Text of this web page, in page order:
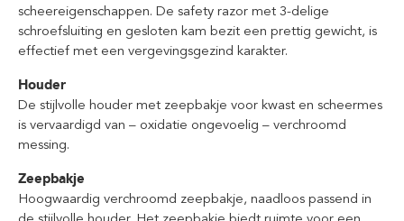
scheereigenschappen. De safety razor met 3-delige
schroefsluiting en gesloten kam bezit een prettig gewicht, is
effectief met een vergevingsgezind karakter.
Houder
De stijlvolle houder met zeepbakje voor kwast en scheermes
is vervaardigd van – oxidatie ongevoelig – verchroomd
messing.
Zeepbakje
Hoogwaardig verchroomd zeepbakje, naadloos passend in